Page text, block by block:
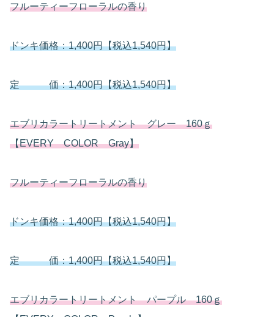
フルーティーフローラルの香り
ドンキ価格：1,400円【税込1,540円】
定 価：1,400円【税込1,540円】
エブリカラートリートメント グレー 160ｇ
【EVERY COLOR Gray】
フルーティーフローラルの香り
ドンキ価格：1,400円【税込1,540円】
定 価：1,400円【税込1,540円】
エブリカラートリートメント パープル 160ｇ